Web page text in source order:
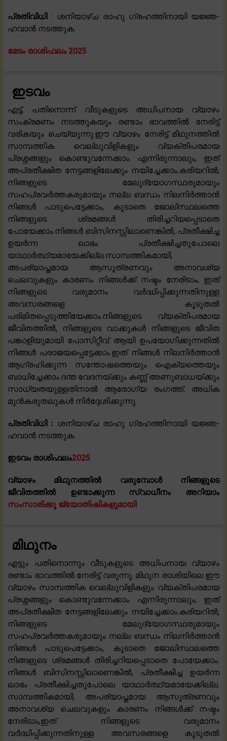
പ്രതിവിധി : ശനിയാഴ്ച രാഹു ഗ്രഹത്തിനായി യജ്ഞ-
ഹവാൻ നടത്തുക.
മേടം രാശിഫലം 2025
ഇടവം
എട്ട്, പതിനൊന്ന് വീടുകളുടെ അധിപനായ വ്യാഴം
സംക്രമണം നടത്തുകയും രണ്ടാം ഭാവത്തിൽ നേരിട്ട്
വരികയും ചെയ്യുന്നു.ഈ വ്യാഴം നേരിട്ട് മിഥുനത്തിൽ
സാമ്പത്തിക വെല്ലുവിളികളും വ്യക്തിപരമായ
പ്രശ്നങ്ങളും കൊണ്ടുവന്നേക്കാം. എന്നിരുന്നാലും, ഇത്
അപ്രതീക്ഷിത നേട്ടങ്ങളിലേക്കും നയിച്ചേക്കാം.കരിയറിൽ,
നിങ്ങളുടെ മേലുദ്യോഗസ്ഥരുമായും
സഹപ്രവർത്തകരുമായും നല്ല ബന്ധം നിലനിർത്താൻ
നിങ്ങൾ പാടുപെട്ടേക്കാം, കൂടാതെ ജോലിസ്ഥലത്തെ
നിങ്ങളുടെ ശ്രമങ്ങൾ തിരിച്ചറിയപ്പെടാതെ
പോയേക്കാം.നിങ്ങൾ ബിസിനസ്സിലാണെങ്കിൽ, പ്രതീക്ഷിച്ച
ഉയർന്ന ലാഭം പ്രതീക്ഷിച്ചതുപോലെ
യാഥാർത്ഥ്യമായേക്കില്ല.സാമ്പത്തികമായി,
അപര്യാപ്തമായ ആസൂത്രണവും അനാവശ്യ
ചെലവുകളും കാരണം നിങ്ങൾക്ക് നഷ്ടം നേരിടാം, ഇത്
നിങ്ങളുടെ വരുമാനം വർദ്ധിപ്പിക്കുന്നതിനുള്ള
അവസരങ്ങളെ കൂടുതൽ
പരിമിതപ്പെടുത്തിയേക്കാം.നിങ്ങളുടെ വ്യക്തിപരമായ
ജീവിതത്തിൽ, നിങ്ങളുടെ വാക്കുകൾ നിങ്ങളുടെ ജീവിത
പങ്കാളിയുമായി പോസിറ്റീവ് ആയി ഉപയോഗിക്കുന്നതിൽ
നിങ്ങൾ പരാജയപ്പെട്ടേക്കാം.ഇത് നിങ്ങൾ നിലനിർത്താൻ
ആഗ്രഹിക്കുന്ന സന്തോഷത്തെയും ഐക്യത്തെയും
ബാധിച്ചേക്കാം.ദന്ത വേദനയ്ക്കും കണ്ണ് അണുബാധയ്ക്കും
സാധ്യതയുള്ളതിനാൽ ആരോഗ്യ രംഗത്ത്, അധിക
മുൻകരുതലുകൾ നിർദ്ദേശിക്കുന്നു.
പ്രതിവിധി : ശനിയാഴ്ച രാഹു ഗ്രഹത്തിനായി യജ്ഞ-
ഹവാൻ നടത്തുക.
ഇടവം രാശിഫലം2025
വ്യാഴം മിഥുനത്തിൽ വരുമ്പോൾ നിങ്ങളുടെ
ജീവിതത്തിൽ ഉണ്ടാക്കുന്ന സ്വാധീനം അറിയാം
സംസാരിക്കൂ ജ്യോതിഷികളുമായി
മിഥുനം
എട്ടും പതിനൊന്നും വീടുകളുടെ അധിപനായ വ്യാഴം
രണ്ടാം ഭാവത്തിൽ നേരിട്ട് വരുന്നു. മിഥുന രാശിയിലെ ഈ
വ്യാഴം സാമ്പത്തിക വെല്ലുവിളികളും വ്യക്തിപരമായ
പ്രശ്നങ്ങളും കൊണ്ടുവന്നേക്കാം. എന്നിരുന്നാലും, ഇത്
അപ്രതീക്ഷിത നേട്ടങ്ങളിലേക്കും നയിച്ചേക്കാം.കരിയറിൽ,
നിങ്ങളുടെ മേലുദ്യോഗസ്ഥരുമായും
സഹപ്രവർത്തകരുമായും നല്ല ബന്ധം നിലനിർത്താൻ
നിങ്ങൾ പാടുപെട്ടേക്കാം, കൂടാതെ ജോലിസ്ഥലത്തെ
നിങ്ങളുടെ ശ്രമങ്ങൾ തിരിച്ചറിയപ്പെടാതെ പോയേക്കാം.
നിങ്ങൾ ബിസിനസ്സിലാണെങ്കിൽ, പ്രതീക്ഷിച്ച ഉയർന്ന
ലാഭം പ്രതീക്ഷിച്ചതുപോലെ യാഥാർത്ഥ്യമായേക്കില്ല.
സാമ്പത്തികമായി, അപര്യാപ്തമായ ആസൂത്രണവും
അനാവശ്യ ചെലവുകളും കാരണം നിങ്ങൾക്ക് നഷ്ടം
നേരിടാം,ഇത് നിങ്ങളുടെ വരുമാനം
വർദ്ധിപ്പിക്കുന്നതിനുള്ള അവസരങ്ങളെ കൂടുതൽ